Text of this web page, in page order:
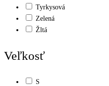
Tyrkysová
Zelená
Žltá
Veľkosť
S